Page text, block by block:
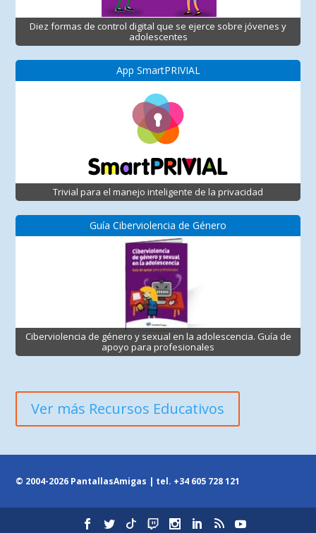
Diez formas de control digital que se ejerce sobre jóvenes y
adolescentes
App SmartPRIVIAL
Trivial para el manejo inteligente de la privacidad
Guía Ciberviolencia de Género
Ciberviolencia de género y sexual en la adolescencia. Guía de
apoyo para profesionales
Ver más Recursos Educativos
© 2004-2026 PantallasAmigas | tel. +34 605 728 121